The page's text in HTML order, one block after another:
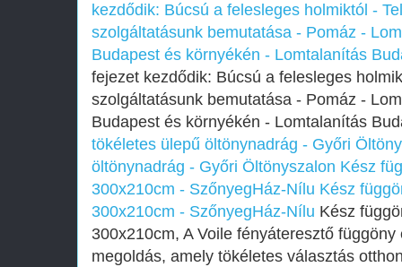
kezdődik: Búcsú a felesleges holmiktól -
szolgáltatásunk bemutatása - Pomáz -
Budapest és környékén - Lomtalanítás
fejezet kezdődik: Búcsú a felesleges
szolgáltatásunk bemutatása - Pomáz -
Budapest és környékén - Lomtalanítás
tökéletes ülepű öltönynadrág - Győri
öltönynadrág - Győri Öltönyszalon Kész
300x210cm - SzőnyegHáz-Nílu Kész
300x210cm - SzőnyegHáz-Nílu Kész
300x210cm, A Voile fényáteresztő
megoldás, amely tökéletes választás